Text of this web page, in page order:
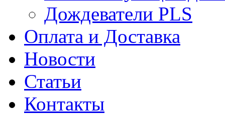
Дождеватели PLS
Оплата и Доставка
Новости
Статьи
Контакты